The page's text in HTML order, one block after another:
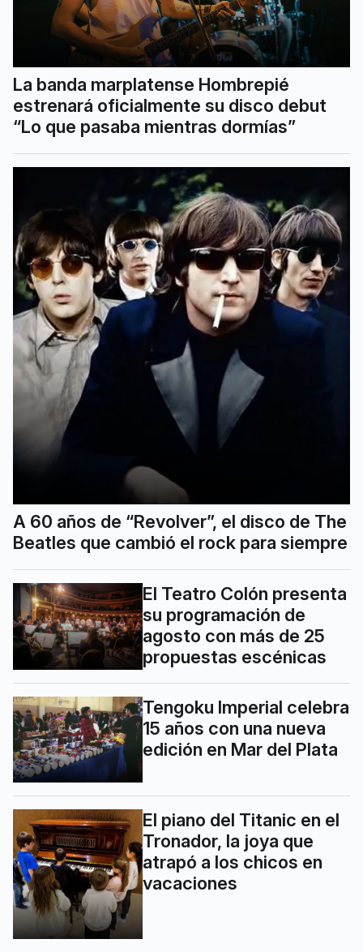
La banda marplatense Hombrepié
estrenará oficialmente su disco debut
“Lo que pasaba mientras dormías”
A 60 años de “Revolver”, el disco de The
Beatles que cambió el rock para siempre
El Teatro Colón presenta
su programación de
agosto con más de 25
propuestas escénicas
Tengoku Imperial celebra
15 años con una nueva
edición en Mar del Plata
El piano del Titanic en el
Tronador, la joya que
atrapó a los chicos en
vacaciones